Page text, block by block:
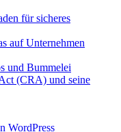
für sicheres
auf Unternehmen
und Bummelei
(CRA) und seine
WordPress